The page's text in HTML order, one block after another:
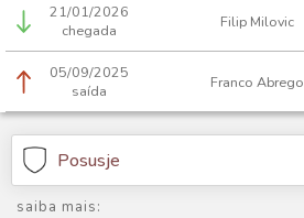
21/01/2026
chegada
Filip Milovic
05/09/2025
saída
Franco Abrego
Posusje
saiba mais: